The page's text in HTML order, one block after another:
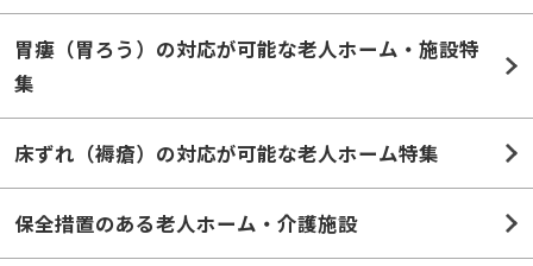
胃瘻（胃ろう）の対応が可能な老人ホーム・施設特
集
床ずれ（褥瘡）の対応が可能な老人ホーム特集
保全措置のある老人ホーム・介護施設